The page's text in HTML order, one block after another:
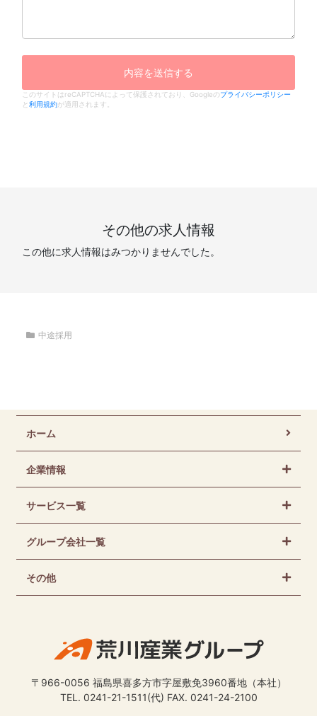
このサイトはreCAPTCHAによって保護されており、Googleのプライバシーポリシー
と 利用規約が適用されます。
その他の求人情報
この他に求人情報はみつかりませんでした。
中途採用
ホーム
企業情報
サービス一覧
グループ会社一覧
その他
〒966-0056 福島県喜多方市字屋敷免3960番地（本社）
TEL. 0241-21-1511(代) FAX. 0241-24-2100